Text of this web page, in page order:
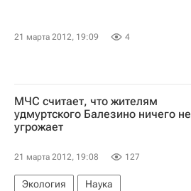
21 марта 2012, 19:09 4
МЧС считает, что жителям
удмуртского Балезино ничего не
угрожает
21 марта 2012, 19:08 127
Экология Наука